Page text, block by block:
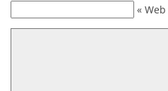
« Web